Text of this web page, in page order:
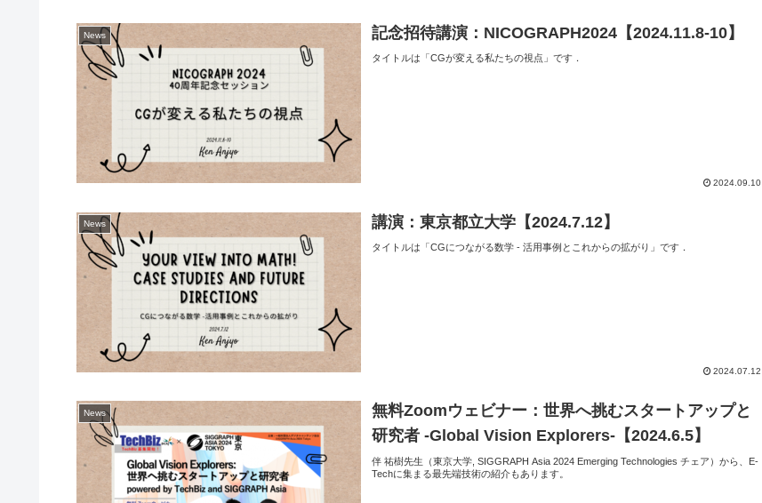
News 記念招待講演：NICOGRAPH2024【2024.11.8-10】
タイトルは「CGが変える私たちの視点」です．
2024.09.10
News 講演：東京都立大学【2024.7.12】
タイトルは「CGにつながる数学 - 活用事例とこれからの拡がり」です．
2024.07.12
News
無料Zoomウェビナー：世界へ挑むスタートアップと
研究者 -Global Vision Explorers-【2024.6.5】
伴 祐樹先生（東京大学, SIGGRAPH Asia 2024 Emerging Technologies チェア）から、E-
Techに集まる最先端技術の紹介もあります。